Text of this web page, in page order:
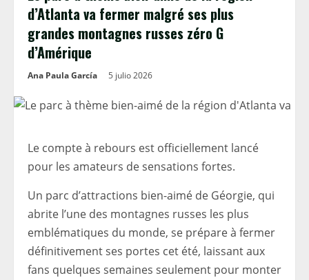
d’Atlanta va fermer malgré ses plus
grandes montagnes russes zéro G
d’Amérique
Ana Paula García 5 julio 2026
Le compte à rebours est officiellement lancé
pour les amateurs de sensations fortes.
Un parc d’attractions bien-aimé de Géorgie, qui
abrite l’une des montagnes russes les plus
emblématiques du monde, se prépare à fermer
définitivement ses portes cet été, laissant aux
fans quelques semaines seulement pour monter